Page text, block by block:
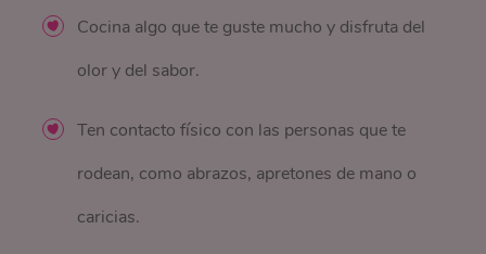
Cocina algo que te guste mucho y disfruta del
olor y del sabor.
Ten contacto físico con las personas que te
rodean, como abrazos, apretones de mano o
caricias.